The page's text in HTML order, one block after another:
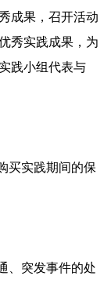
成果，召开活动
秀实践成果，为
践小组代表与
买实践期间的保
、突发事件的处